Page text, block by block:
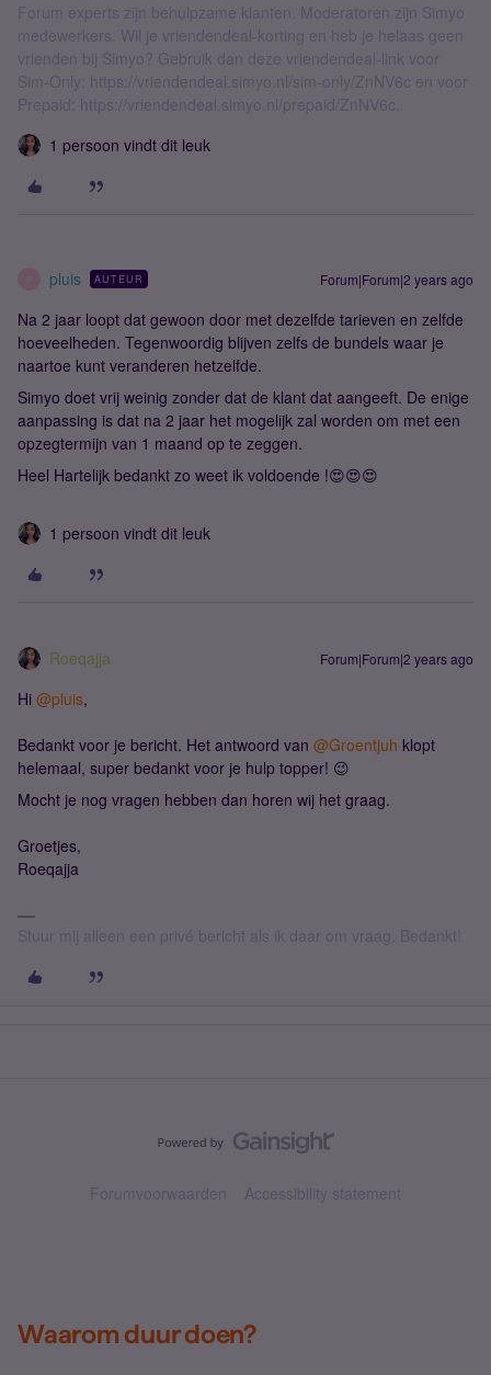
Forum experts zijn behulpzame klanten. Moderatoren zijn Simyo
medewerkers. Wil je vriendendeal-korting en heb je helaas geen
vrienden bij Simyo? Gebruik dan deze vriendendeal-link voor
Sim-Only: https://vriendendeal.simyo.nl/sim-only/ZnNV6c en voor
Prepaid: https://vriendendeal.simyo.nl/prepaid/ZnNV6c.
1 persoon vindt dit leuk
pluis AUTEUR Forum|Forum|2 years ago
Na 2 jaar loopt dat gewoon door met dezelfde tarieven en zelfde
hoeveelheden. Tegenwoordig blijven zelfs de bundels waar je
naartoe kunt veranderen hetzelfde.
Simyo doet vrij weinig zonder dat de klant dat aangeeft. De enige
aanpassing is dat na 2 jaar het mogelijk zal worden om met een
opzegtermijn van 1 maand op te zeggen.
Heel Hartelijk bedankt zo weet ik voldoende !😍😍😍
1 persoon vindt dit leuk
Roeqajja Forum|Forum|2 years ago
Hi @pluis,
Bedankt voor je bericht. Het antwoord van @Groentjuh klopt
helemaal, super bedankt voor je hulp topper! 😉
Mocht je nog vragen hebben dan horen wij het graag.
Groetjes,
Roeqajja
Stuur mij alleen een privé bericht als ik daar om vraag. Bedankt!
Forumvoorwaarden Accessibility statement
Waarom duur doen?